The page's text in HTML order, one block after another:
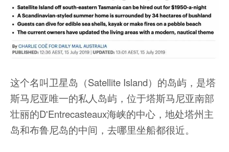
这个名叫卫星岛（Satellite Island）的岛屿，是塔
斯马尼亚唯一的私人岛屿，位于塔斯马尼亚南部
壮丽的D'Entrecasteaux海峡的中心，地处塔州主
岛和布鲁尼岛的中间，去哪里坐船都很近。